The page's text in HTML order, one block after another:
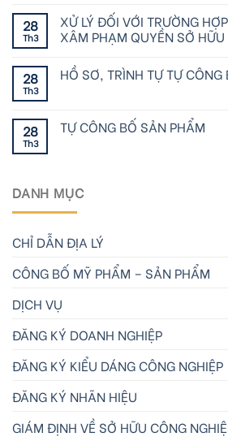
28
Th3
XỬ LÝ ĐỐI VỚI TRƯỜNG
XÂM PHẠM QUYỀN SỞ HỮU
28
Th3
HỒ SƠ, TRÌNH TỰ TỰ
28
Th3
TỰ CÔNG BỐ SẢN PHẨM
DANH MỤC
CHỈ DẪN ĐỊA LÝ
CÔNG BỐ MỸ PHẨM – SẢN PHẨM
DỊCH VỤ
ĐĂNG KÝ DOANH NGHIỆP
ĐĂNG KÝ KIỂU DÁNG CÔNG NGHIỆP
ĐĂNG KÝ NHÃN HIỆU
GIÁM ĐỊNH VỀ SỞ HỮU CÔNG